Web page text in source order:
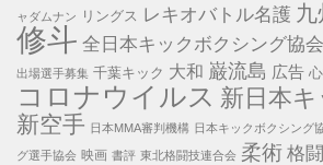
ャダムナン リングス レキオバトル名護
修斗 全日本キックボクシング協会
出場選手募集 千葉キック 大和 巌流島 広告
コロナウイルス 新日本キ
新空手 日本MMA審判機構 日本キックボクシング
グ選手協会 映画 書評 東北格闘技連合会 柔術 格